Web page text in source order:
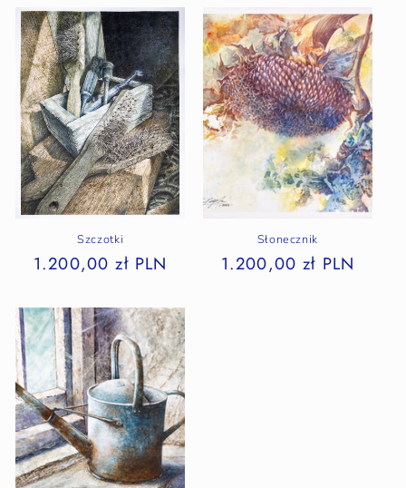
Szczotki
1.200,00 zł PLN
Słonecznik
1.200,00 zł PLN